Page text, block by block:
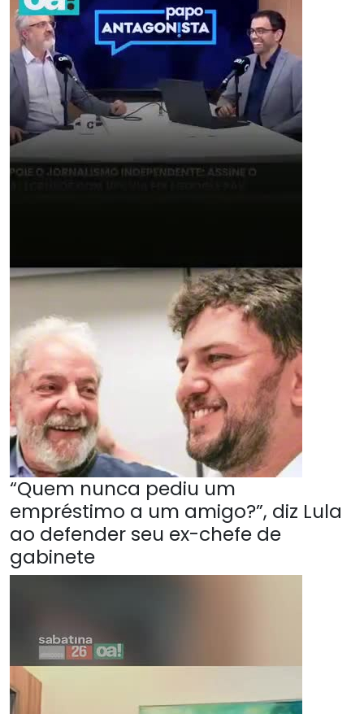
“Quem nunca pediu um
empréstimo a um amigo?”, diz Lula
ao defender seu ex-chefe de
gabinete